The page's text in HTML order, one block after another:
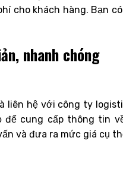
cho khách hàng. Bạn
nhanh chóng
hệ với công ty
để cung cấp thông tin
và đưa ra mức giá cụ